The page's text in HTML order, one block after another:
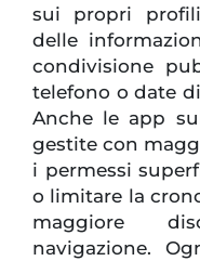
sui propri
delle
condivisione
telefono o date
Anche le app
gestite con
i permessi
o limitare la
maggiore
navigazione.